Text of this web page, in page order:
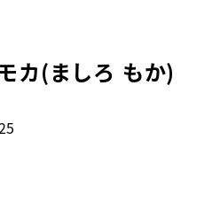
カ(ましろ もか)